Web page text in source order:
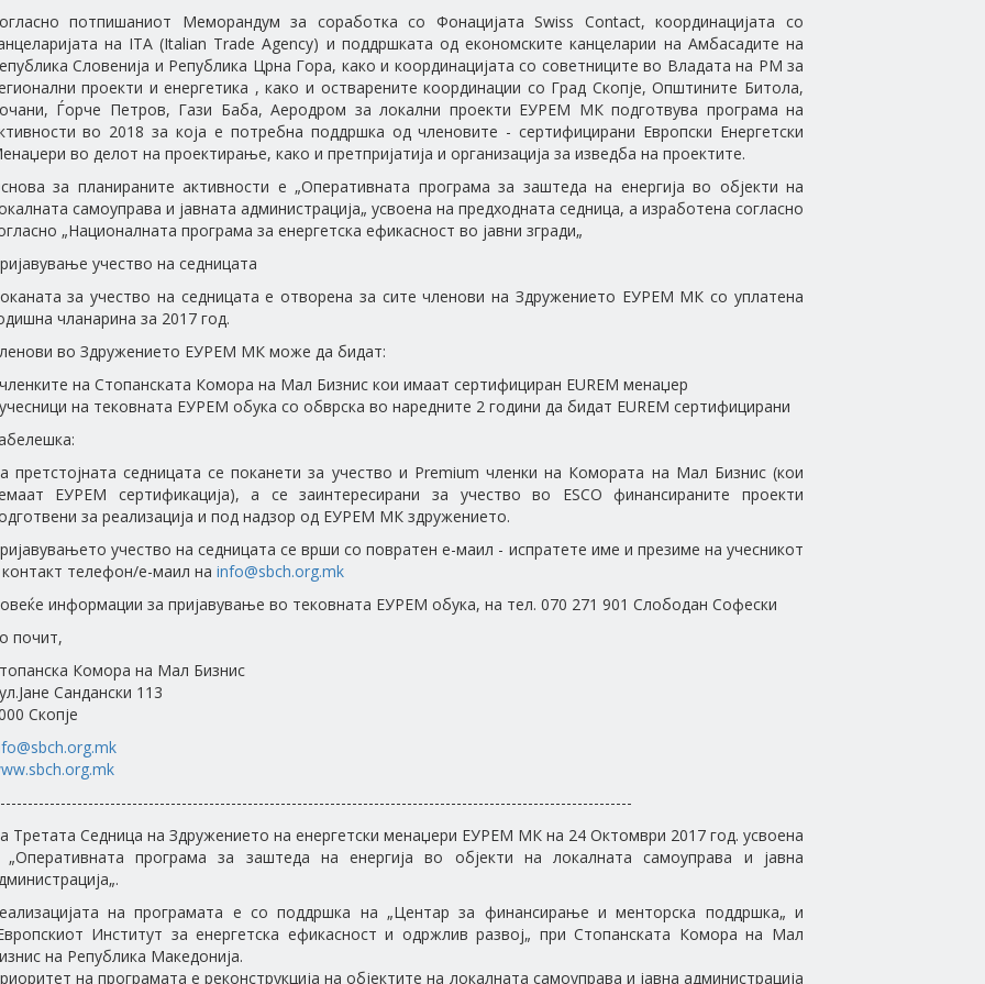
потпишаниот Меморандум за соработка со Фонацијата Swiss Contact, координацијата со
на ITA (Italian Trade Agency) и поддршката од економските канцеларии на Амбасадите на
Словенија и Република Црна Гора, како и координацијата со советниците во Владата на РМ за
проекти и енергетика , како и остварените координации со Град Скопје, Општините Битола,
Ѓорче Петров, Гази Баба, Аеродром за локални проекти ЕУРЕМ МК подготвува програма на
во 2018 за која е потребна поддршка од членовите - сертифицирани Европски Енергетски
во делот на проектирање, како и претпријатија и организација за изведба на проектите.
за планираните активности е „Оперативната програма за заштеда на енергија во објекти на
самоуправа и јавната администрација„ усвоена на предходната седница, а изработена согласно
„Националната програма за енергетска ефикасност во јавни згради„
учество на седницата
за учество на седницата е отворена за сите членови на Здружението ЕУРЕМ МК со уплатена
чланарина за 2017 год.
во Здружението ЕУРЕМ МК може да бидат:
на Стопанската Комора на Мал Бизнис кои имаат сертифициран EUREM менаџер
на тековната ЕУРЕМ обука со обврска во наредните 2 години да бидат EUREM сертифицирани
претстојната седницата се поканети за учество и Premium членки на Комората на Мал Бизнис (кои
ЕУРЕМ сертификација), а се заинтересирани за учество во ESCO финансираните проекти
за реализација и под надзор од ЕУРЕМ МК здружението.
учество на седницата се врши со повратен е-маил - испратете име и презиме на учесникот
телефон/е-маил на info@sbch.org.mk
информации за пријавување во тековната ЕУРЕМ обука, на тел. 070 271 901 Слободан Софески
почит,
Комора на Мал Бизнис
Сандански 113
Скопје
Третата Седница на Здружението на енергетски менаџери ЕУРЕМ МК на 24 Октомври 2017 год. усвоена
„Оперативната програма за заштеда на енергија во објекти на локалната самоуправа и јавна
на програмата е со поддршка на „Центар за финансирање и менторска поддршка„ и
Институт за енергетска ефикасност и одржлив развој„ при Стопанската Комора на Мал
на Република Македонија.
на програмата е реконструкција на објектите на локалната самоуправа и јавна администрација